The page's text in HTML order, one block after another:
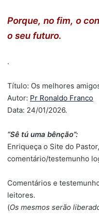
Porque, no fim, o
o seu futuro.
.
Título: Os melhores
Autor: Pr Ronaldo Franco
Data: 24/01/2026.
“Sê tú uma bênção”:
Enriqueça o Site do
comentário/testemunho
Comentários e
leitores.
(Os mesmos serão